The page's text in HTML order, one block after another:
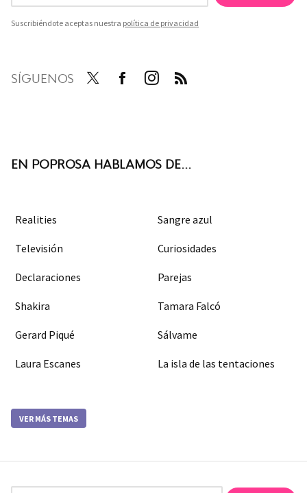
Suscribiéndote aceptas nuestra política de privacidad
SÍGUENOS
EN POPROSA HABLAMOS DE...
Realities Sangre azul
Televisión Curiosidades
Declaraciones Parejas
Shakira Tamara Falcó
Gerard Piqué Sálvame
Laura Escanes La isla de las tentaciones
VER MÁS TEMAS